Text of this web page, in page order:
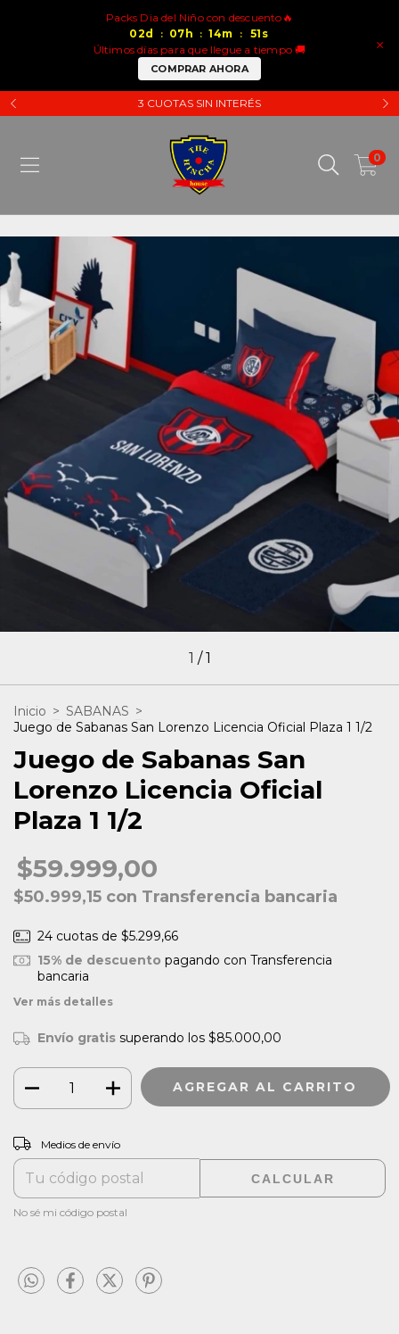
×
Packs Dia del Niño con descuento🔥
02d : 07 h : 14m : 51 s
Últimos días para que llegue a tiempo 🚚
COMPRAR AHORA
3 CUOTAS SIN INTERÉS
0
1 /1
Inicio > SABANAS >
Juego de Sabanas San Lorenzo Licencia Oficial Plaza 1 1/2
Juego de Sabanas San
Lorenzo Licencia Oficial
Plaza 1 1/2
$59.999,00
$50.999,15 con Transferencia bancaria
24 cuotas de $5.299,66
15% de descuento pagando con Transferencia
bancaria
Ver más detalles
Envío gratis superando los $85.000,00
Entregas para el CP:
Medios de envío
CALCULAR
No sé mi código postal